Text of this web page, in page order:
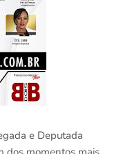
e Deputada